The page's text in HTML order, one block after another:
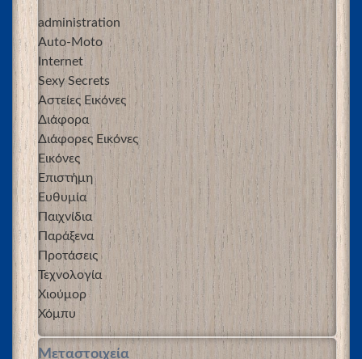
administration
Auto-Moto
Internet
Sexy Secrets
Αστείες Εικόνες
Διάφορα
Διάφορες Εικόνες
Εικόνες
Επιστήμη
Ευθυμία
Παιχνίδια
Παράξενα
Προτάσεις
Τεχνολογία
Χιούμορ
Χόμπυ
Μεταστοιχεία